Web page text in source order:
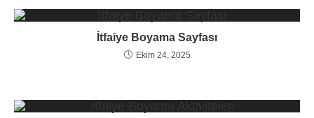
İtfaiye Boyama Sayfası
Ekim 24, 2025